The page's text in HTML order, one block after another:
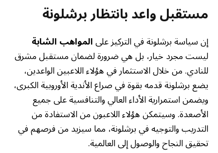
مستقبل واعد بانتظار برشلونة
إن سياسة برشلونة في التركيز علىالمواهب الشابة
ليست مجرد خيار، بل هي ضرورة لضمان مستقبل مشرق
للنادي. من خلال الاستثمار في هؤلاء اللاعبين الواعدين،
يضع برشلونة قدمه بقوة في صراع الأندية الأوروبية الكبرى،
ويضمن استمرارية الأداء العالي والتنافسية على جميع
الأصعدة. وسيتمكن هؤلاء اللاعبون من الاستفادة من
التدريب والتوجيه في برشلونة، مما سيزيد من فرصهم في
تحقيق النجاح والوصول إلى العالمية.